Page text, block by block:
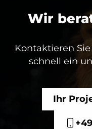
Wir
Kontaktieren
schnell ein
Ihr